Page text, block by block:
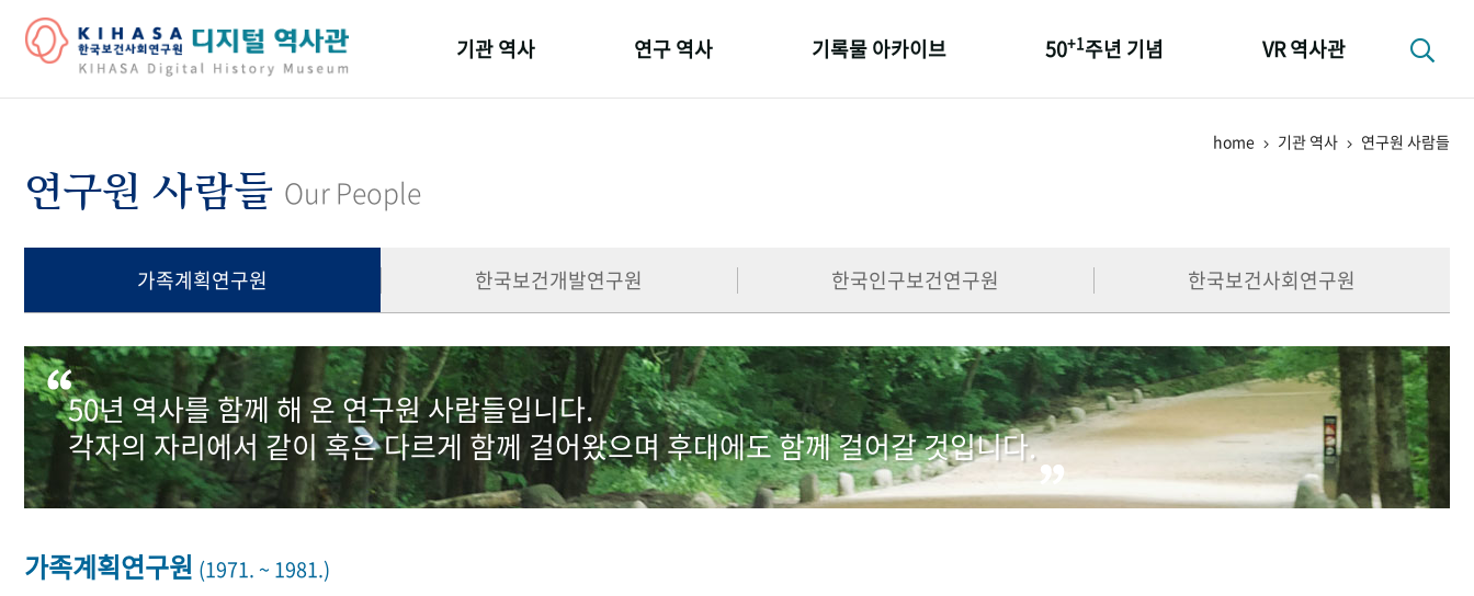
기관 역사 연구 역사 기록물 아카이브 50+1주년 기념
세계와 함께 한 KIHASA
VR 역사관
home 기관 역사 연구원 사람들
연구원 사람들 Our People
가족계획연구원 한국보건개발연구원 한국인구보건연구원 한국보건사회연구원
50년 역사를 함께 해 온 연구원 사람들입니다.
각자의 자리에서 같이 혹은 다르게 함께 걸어왔으며 후대에도 함께 걸어갈 것입니다.
가족계획연구원 (1971. ~ 1981.)